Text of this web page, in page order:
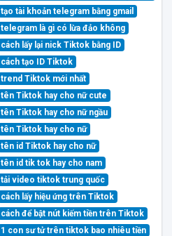
tạo tài khoản telegram bằng gmail
telegram là gì có lừa đảo không
cách lấy lại nick Tiktok bằng ID
cách tạo ID Tiktok
trend Tiktok mới nhất
tên Tiktok hay cho nữ cute
tên Tiktok hay cho nữ ngầu
tên Tiktok hay cho nữ
tên id Tiktok hay cho nữ
tên id tik tok hay cho nam
tải video tiktok trung quốc
cách lấy hiệu ứng trên Tiktok
cách để bật nút kiếm tiền trên Tiktok
1 con sư tử trên tiktok bao nhiêu tiền